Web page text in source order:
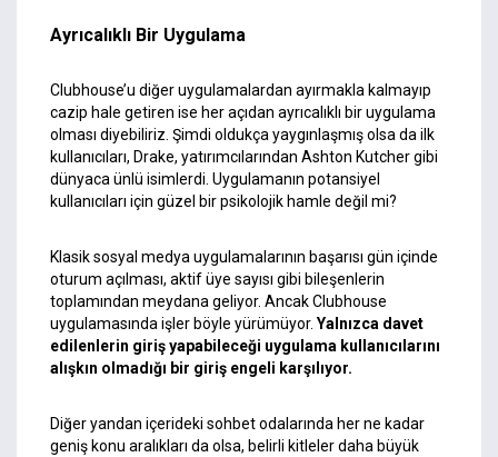
Ayrıcalıklı Bir Uygulama
Clubhouse’u diğer uygulamalardan ayırmakla kalmayıp
cazip hale getiren ise her açıdan ayrıcalıklı bir uygulama
olması diyebiliriz. Şimdi oldukça yaygınlaşmış olsa da ilk
kullanıcıları, Drake, yatırımcılarından Ashton Kutcher gibi
dünyaca ünlü isimlerdi. Uygulamanın potansiyel
kullanıcıları için güzel bir psikolojik hamle değil mi?
Klasik sosyal medya uygulamalarının başarısı gün içinde
oturum açılması, aktif üye sayısı gibi bileşenlerin
toplamından meydana geliyor. Ancak Clubhouse
uygulamasında işler böyle yürümüyor. Yalnızca davet
edilenlerin giriş yapabileceği uygulama kullanıcılarını
alışkın olmadığı bir giriş engeli karşılıyor.
Diğer yandan içerideki sohbet odalarında her ne kadar
geniş konu aralıkları da olsa, belirli kitleler daha büyük